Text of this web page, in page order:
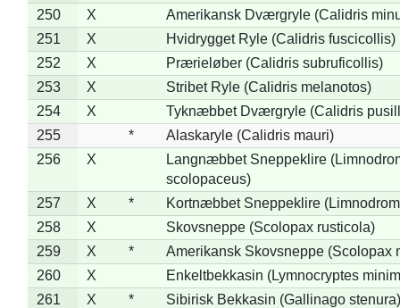
250
X
Amerikansk Dværgryle (Calidris
251
X
Hvidrygget Ryle (Calidris fuscicollis)
252
X
Prærieløber (Calidris subruficollis)
253
X
Stribet Ryle (Calidris melanotos)
254
X
Tyknæbbet Dværgryle (Calidris
255
*
Alaskaryle (Calidris mauri)
256
X
Langnæbbet Sneppeklire
scolopaceus)
257
X *
Kortnæbbet Sneppeklire
258
X
Skovsneppe (Scolopax rusticola)
259
X *
Amerikansk Skovsneppe (Scolopax
260
X
Enkeltbekkasin (Lymnocryptes
261
X *
Sibirisk Bekkasin (Gallinago stenura)